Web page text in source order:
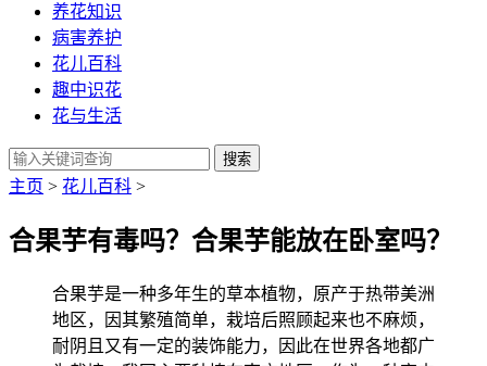
养花知识
病害养护
花儿百科
趣中识花
花与生活
搜索
主页 > 花儿百科 >
合果芋有毒吗？合果芋能放在卧室吗？
合果芋是一种多年生的草本植物，原产于热带美洲
地区，因其繁殖简单，栽培后照顾起来也不麻烦，
耐阴且又有一定的装饰能力，因此在世界各地都广